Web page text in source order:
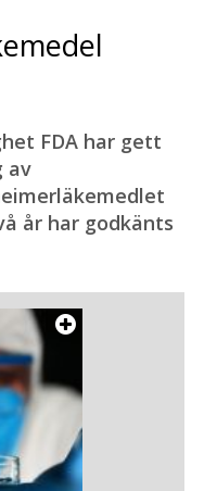
FDA har gett
av
år har godkänts